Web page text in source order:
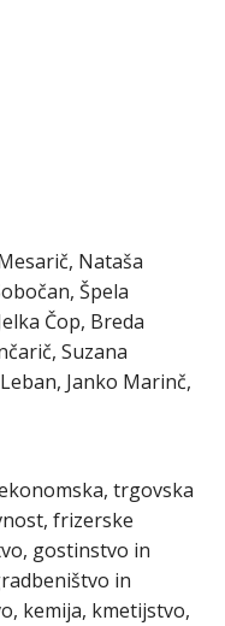
Nataša
Špela
Čop, Breda
Suzana
Janko Marinč,
trgovska
frizerske
gostinstvo in
in
kemija, kmetijstvo,